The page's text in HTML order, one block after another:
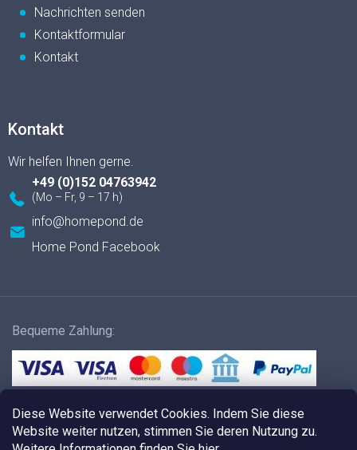
Diese Website verwendet Cookies. Indem Sie diese
Website weiter nutzen, stimmen Sie deren Nutzung zu.
Nachrichten senden
Kontaktformular
Kontakt
Kontakt
info@homepond.de
+49 (0)152 04763942
Home Pond Facebook
Bequeme Zahlung:
Versandmethoden: